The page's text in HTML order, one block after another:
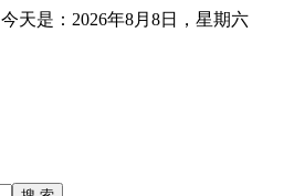
今天是：2026年8月8日，星期六